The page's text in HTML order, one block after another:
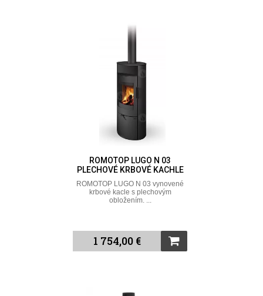
ROMOTOP LUGO N 03
PLECHOVÉ KRBOVÉ KACHLE
ROMOTOP LUGO N 03 vynovené
krbové kacle s plechovým
obložením. ...
1 754,00 €